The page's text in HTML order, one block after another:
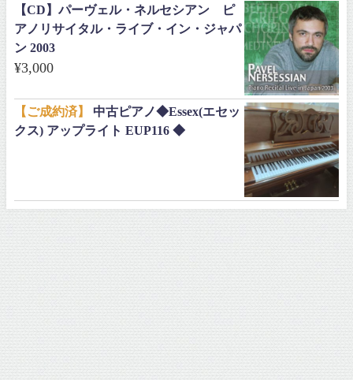
【CD】パーヴェル・ネルセシアン ピ
アノリサイタル・ライブ・イン・ジャパ
ン 2003
¥3,000
【ご成約済】
中古ピアノ◆Essex(エセッ
クス) アップライト EUP116 ◆